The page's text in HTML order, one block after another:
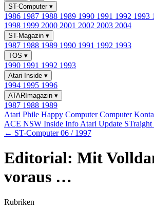
ST-Computer ▾
1986 1987 1988 1989 1990 1991 1992 1993
1998 1999 2000 2001 2002 2003 2004
ST-Magazin ▾
1987 1988 1989 1990 1991 1992 1993
TOS ▾
1990 1991 1992 1993
Atari Inside ▾
1994 1995 1996
ATARImagazin ▾
1987 1988 1989
Atari Phile Happy ComputerComputer
ACE NSW Inside Info Atari Update
← ST-Computer 06 / 1997
Editorial: Mit
voraus …
Rubriken